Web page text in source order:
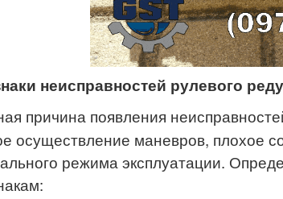
неисправностей рулевого
причина появления
осуществление маневров, плохое
режима эксплуатации.